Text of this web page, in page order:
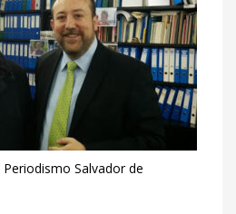
Salvador de